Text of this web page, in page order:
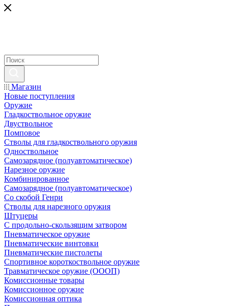
Магазин
Новые поступления
Оружие
Гладкоствольное оружие
Двуствольное
Помповое
Стволы для гладкоствольного оружия
Одноствольное
Самозарядное (полуавтоматическое)
Нарезное оружие
Комбинированное
Самозарядное (полуавтоматическое)
Со скобой Генри
Стволы для нарезного оружия
Штуцеры
С продольно-скользящим затвором
Пневматическое оружие
Пневматические винтовки
Пневматические пистолеты
Спортивное короткоствольное оружие
Травматическое оружие (ОООП)
Комиссионные товары
Комиссионное оружие
Комиссионная оптика